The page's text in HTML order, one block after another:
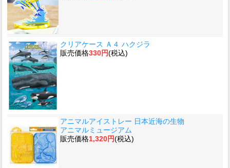
クリアケース Ａ４ ハクジラ
販売価格330円(税込)
アニマルアイストレー 日本近海の生物
アニマルミュージアム
販売価格1,320円(税込)